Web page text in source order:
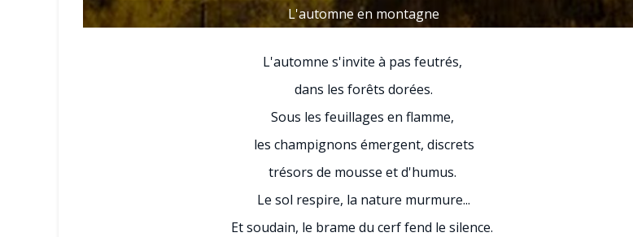
L'automne en montagne
L'automne s'invite à pas feutrés,
dans les forêts dorées.
Sous les feuillages en flamme,
les champignons émergent, discrets
trésors de mousse et d'humus.
Le sol respire, la nature murmure...
Et soudain, le brame du cerf fend le silence.